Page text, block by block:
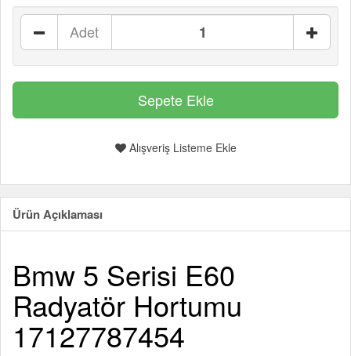
Adet
Alışveriş Listeme Ekle
Ürün Açıklaması
Bmw 5 Serisi E60
Radyatör Hortumu
17127787454